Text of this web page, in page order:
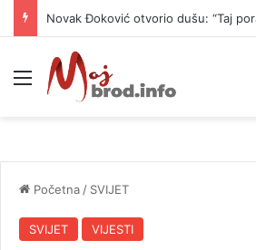
Novak Đoković otvorio dušu: “Taj
Meni
Početna / SVIJET
SVIJET VIJESTI